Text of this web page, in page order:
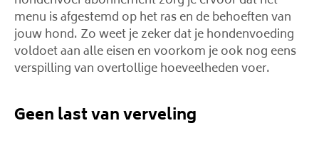
menu is afgestemd op het ras en de behoeften van
jouw hond. Zo weet je zeker dat je hondenvoeding
voldoet aan alle eisen en voorkom je ook nog eens
verspilling van overtollige hoeveelheden voer.
Geen last van verveling